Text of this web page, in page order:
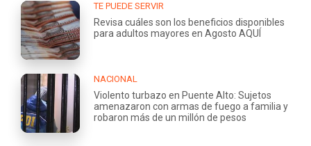
TE PUEDE SERVIR
Revisa cuáles son los beneficios disponibles
para adultos mayores en Agosto AQUÍ
NACIONAL
Violento turbazo en Puente Alto: Sujetos
amenazaron con armas de fuego a familia y
robaron más de un millón de pesos